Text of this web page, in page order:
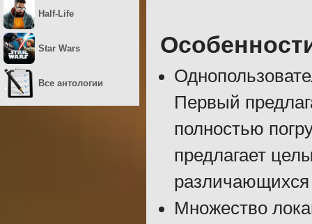
Первый
полностью
предлагает
Множество
Half-Life
Star Wars
Все антологии